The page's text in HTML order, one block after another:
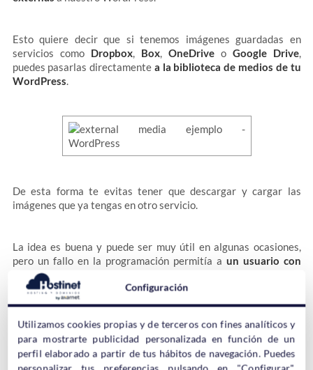
Esto quiere decir que si tenemos imágenes guardadas en
servicios como Dropbox, Box, OneDriveo Google Drive,
puedes pasarlas directamente a la biblioteca de medios de tu
WordPress.
De esta forma te evitas tener que descargar y cargar las
imágenes que ya tengas en otro servicio.
La idea es buena y puede ser muy útil en algunas ocasiones,
pero un fallo en la programación permitía a un usuario con
nivel de suscriptor
desde fuentes externas
.
No se realizaban comprobaciones de seguridad, así que
cualquiera registrado en esa instalación de WordPress podía
manipular el pluginExternal Mediapara subir el archivo con
Configuración
Utilizamos cookies propias y de terceros con fines analíticos y
para mostrarte publicidad personalizada en función de un
perfil elaborado a partir de tus hábitos de navegación. Puedes
personalizar tus preferencias pulsando en "Configurar",